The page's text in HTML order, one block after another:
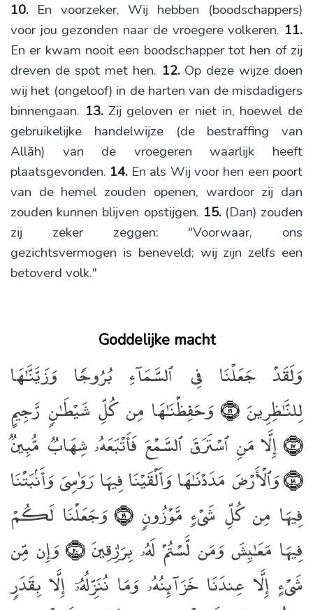
10. En voorzeker, Wij hebben (boodschappers)
voor jou gezonden naar de vroegere volkeren. 11.
En er kwam nooit een boodschapper tot hen of zij
dreven de spot met hen. 12. Op deze wijze doen
wij het (ongeloof) in de harten van de misdadigers
binnengaan. 13. Zij geloven er niet in, hoewel de
gebruikelijke handelwijze (de bestraffing van
Allāh) van de vroegeren waarlijk heeft
plaatsgevonden. 14. En als Wij voor hen een poort
van de hemel zouden openen, wardoor zij dan
zouden kunnen blijven opstijgen. 15. (Dan) zouden
zij zeker zeggen: "Voorwaar, ons
gezichtsvermogen is beneveld; wij zijn zelfs een
betoverd volk."
Goddelijke macht
وَلَقَدْ جَعَلْنَا فِى ٱلسَّمَآءِ بُرُوجًۭا وَزَيَّنَّـٰهَا
لِلنَّـٰظِرِينَ﴿١٦﴾ وَحَفِظْنَـٰهَا مِن كُلِّ شَيْطَـٰنٍۢ رَّجِيمٍ
﴿١٧﴾ إِلَّا مَنِ ٱسْتَرَقَ ٱلسَّمْعَ فَأَتْبَعَهُۥ شِهَابٌۭ مُّبِينٌۭ
﴿١٨﴾ وَٱلْأَرْضَ مَدَدْنَـٰهَا وَأَلْقَيْنَا فِيهَا رَوَٰسِىَ وَأَنۢبَتْنَا
فِيهَا مِن كُلِّ شَىْءٍۢ مَّوْزُونٍۢ﴿١٩﴾
وَجَعَلْنَا لَكُمْ
فِيهَا مَعَـٰيِشَ وَمَن لَّسْتُمْ لَهُۥ بِرَٰزِقِينَ﴿٢٠﴾
وَإِن مِّن
شَىْءٍ إِلَّا عِندَنَا خَزَآئِنُهُۥ وَمَا نُنَزِّلُهُۥٓ إِلَّا بِقَدَرٍۢ